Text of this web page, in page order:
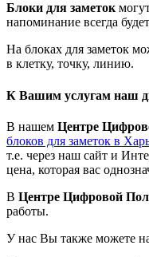
Блоки для заметок
напоминание всегда
На блоках для заметок
в клетку, точку, линию.
К Вашим услугам наш
В нашем Центре
блоков для заметок в
т.е. через наш сайт и
цена, которая вас
В Центре Цифровой
работы.
У нас Вы также можете